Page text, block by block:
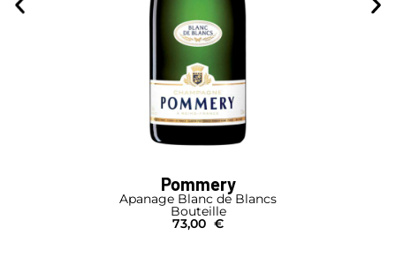
Pommery
Apanage Blanc de Blancs
Bouteille
73,00 €